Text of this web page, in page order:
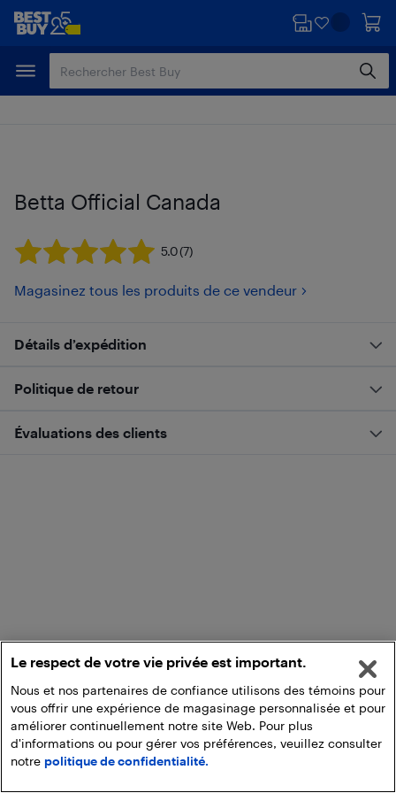
Passer
principal
Passer
Betta Official Canada
5.0(7)
Magasinez tous les produits de ce vendeur
Détails d’expédition
Politique de retour
Évaluations des clients
Le respect de votre vie privée est important.
Nous et nos partenaires de confiance utilisons des témoins pour
vous offrir une expérience de magasinage personnalisée et pour
améliorer continuellement notre site Web. Pour plus
d'informations ou pour gérer vos préférences, veuillez consulter
notre politique de confidentialité.